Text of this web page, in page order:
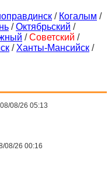
/ Когалым /
/Октябрьский /
/Советский /
/ Ханты-Мансийск /
08/08/26 05:13
08/26 00:16